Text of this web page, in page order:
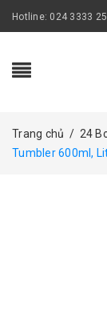
Hotline: 024 3333
Trang chủ / 24
Tumbler 600ml,